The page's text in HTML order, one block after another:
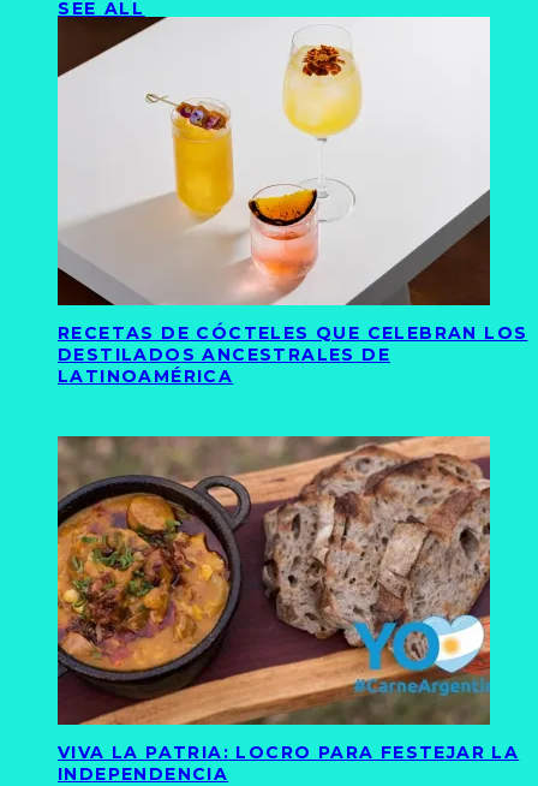
SEE ALL
RECETAS DE CÓCTELES QUE CELEBRAN LOS
DESTILADOS ANCESTRALES DE
LATINOAMÉRICA
VIVA LA PATRIA: LOCRO PARA FESTEJAR LA
INDEPENDENCIA